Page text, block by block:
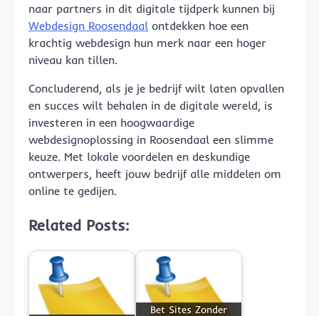
naar partners in dit digitale tijdperk kunnen bij
Webdesign Roosendaal ontdekken hoe een
krachtig webdesign hun merk naar een hoger
niveau kan tillen.
Concluderend, als je je bedrijf wilt laten opvallen
en succes wilt behalen in de digitale wereld, is
investeren in een hoogwaardige
webdesignoplossing in Roosendaal een slimme
keuze. Met lokale voordelen en deskundige
ontwerpers, heeft jouw bedrijf alle middelen om
online te gedijen.
Related Posts:
Bet Sites Zonder